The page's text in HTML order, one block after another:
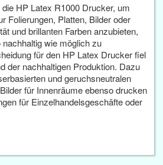
HP Latex R1000 Drucker, um
Folierungen, Platten, Bilder oder
und brillanten Farben anzubieten,
wie möglich zu
für den HP Latex Drucker fiel
der nachhaltigen Produktion. Dazu
und geruchsneutralen
für Innenräume ebenso drucken
für Einzelhandelsgeschäfte oder